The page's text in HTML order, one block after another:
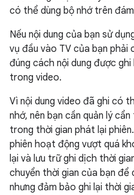
có thể dùng bộ nhớ trên
Nếu nội dung của bạn sử
vụ đầu vào TV của bạn phải
đúng cách nội dung được ghi
trong video.
Vì nội dung video đã ghi có
nhớ, nên bạn cần quản lý
trong thời gian phát lại
phiên hoạt động vượt quá
lại và lưu trữ ghi dịch thời
chuyển thời gian của bạn để
nhưng đảm bảo ghi lại thời